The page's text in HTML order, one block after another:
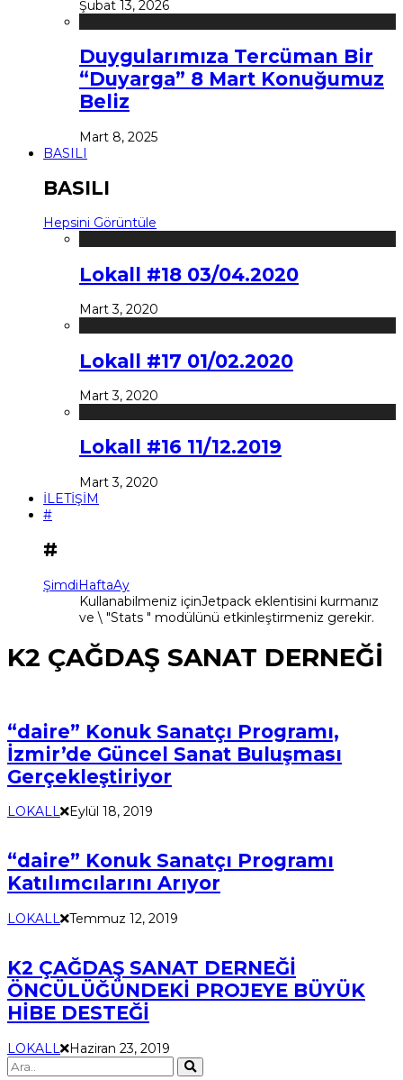
Şubat 13, 2026
Duygularımıza Tercüman Bir
“Duyarga” 8 Mart Konuğumuz
Beliz
Mart 8, 2025
BASILI
BASILI
Hepsini Görüntüle
Lokall #18 03/04.2020
Mart 3, 2020
Lokall #17 01/02.2020
Mart 3, 2020
Lokall #16 11/12.2019
Mart 3, 2020
İLETİŞİM
#
#
ŞimdiHaftaAy
Kullanabilmeniz içinJetpack eklentisini kurmanız
ve \ "Stats " modülünü etkinleştirmeniz gerekir.
K2 ÇAĞDAŞ SANAT DERNEĞİ
“daire” Konuk Sanatçı Programı,
İzmir’de Güncel Sanat Buluşması
Gerçekleştiriyor
LOKALL Eylül 18, 2019
“daire” Konuk Sanatçı Programı
Katılımcılarını Arıyor
LOKALL Temmuz 12, 2019
K2 ÇAĞDAŞ SANAT DERNEĞİ
ÖNCÜLÜĞÜNDEKİ PROJEYE BÜYÜK
HİBE DESTEĞİ
LOKALL Haziran 23, 2019